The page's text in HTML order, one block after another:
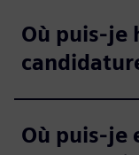
Où puis-je
Où puis-je